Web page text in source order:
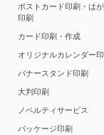
ポストカード印刷・は
印刷
カード印刷・作成
オリジナルカレンダー
バナースタンド印刷
大判印刷
ノベルティサービス
パッケージ印刷